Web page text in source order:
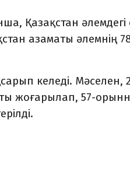
Қазақстан әлемдегі
азаматы әлемнің
келеді. Мәселен,
жоғарылап, 57-